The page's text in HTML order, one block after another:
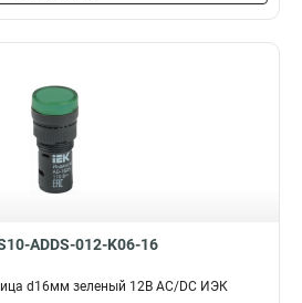
ADDS-012-K06-16
d16мм зеленый 12В AC/DC ИЭК